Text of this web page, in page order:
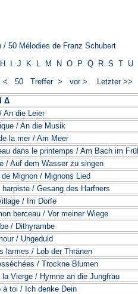
/ 50 Mélodies de Franz Schubert
H J K L M N O P Q R S T U
50 Treffer > vor > Letzter >>
Δ
An die Leier
/ An die Musik
la mer / Am Meer
dans le printemps / Am Bach im
/ Auf dem Wasser zu singen
de Mignon / Mignons Lied
harpiste / Gesang des Harfners
/ Im Dorfe
berceau / Vor meiner Wiege
/ Dithyrambe
/ Ungeduld
larmes / Lob der Thränen
/ Trockne Blumen
la Vierge / Hymne an die Jungfrau
à toi / Ich denke Dein